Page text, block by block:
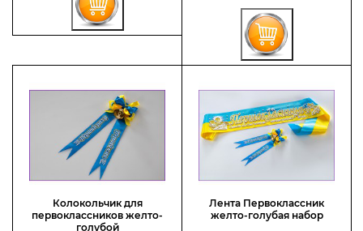
Колокольчик для
первоклассников желто-
голубой
Лента Первоклассник
желто-голубая набор